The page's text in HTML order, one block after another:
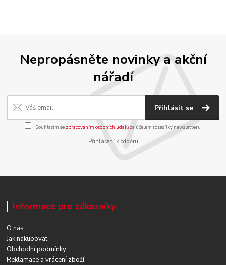
Nepropásněte novinky a akční
nářadí
Přihlásit se
Souhlasím se zpracováním osobních údajůza účelem rozesílky newsletteru.
Přihlášení k odběru
Informace pro zákazníky
O nás
Jak nakupovat
Obchodní podmínky
Reklamace a vrácení zboží